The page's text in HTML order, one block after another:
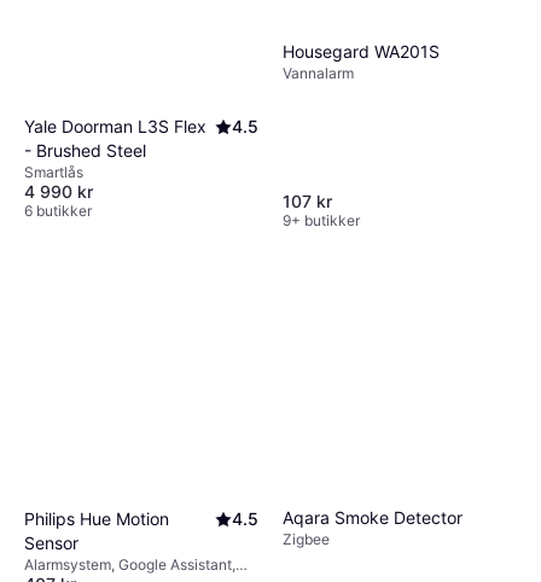
Yale Doorman L3S Flex
- Brushed Steel
4.5
Smartlås
4 990 kr
6 butikker
Housegard WA201S
Vannalarm
107 kr
9+ butikker
Philips Hue Motion
Sensor
4.5
Alarmsystem, Google Assistant,
Aqara Smoke Detector
Zigbee